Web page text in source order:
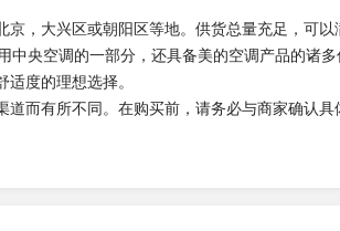
，大兴区或朝阳区等地。供货总量充足，可以
中央空调的一部分，还具备美的空调产品的诸
度的理想选择。
而有所不同。在购买前，请务必与商家确认具